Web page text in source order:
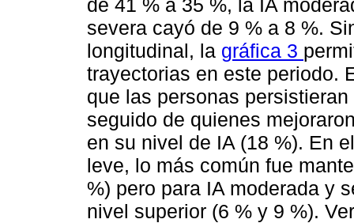
de 41 % a 35 %, la IA
severa cayó de 9 % a 8 %.
longitudinal, la gráfica 3
trayectorias en este periodo.
que las personas
seguido de quienes
en su nivel de IA (18 %). En
leve, lo más común fue
%) pero para IA moderada y
nivel superior (6 % y 9 %).